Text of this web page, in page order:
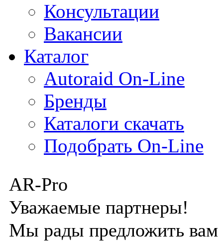
Консультации
Вакансии
Каталог
Autoraid On-Line
Бренды
Каталоги скачать
Подобрать On-Line
AR-Pro
Уважаемые партнеры!
Мы рады предложить